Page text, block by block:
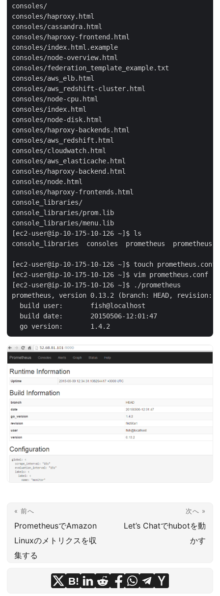
consoles/
consoles/haproxy.html
consoles/cassandra.html
consoles/haproxy-frontend.html
consoles/index.html.example
consoles/node-overview.html
consoles/federation_template_example.txt
consoles/aws_elb.html
consoles/aws_redshift-cluster.html
consoles/node-cpu.html
consoles/index.html
consoles/node-disk.html
consoles/haproxy-backends.html
consoles/aws_redshift.html
consoles/cloudwatch.html
consoles/aws_elasticache.html
consoles/haproxy-backend.html
consoles/node.html
consoles/haproxy-frontends.html
console_libraries/
console_libraries/prom.lib
console_libraries/menu.lib
[ec2-user@ip-10-175-10-126 ~]$ ls
console_libraries  consoles  prometheus
[ec2-user@ip-10-175-10-
[ec2-user@ip-10-175-10-126 ~]$ vim prometheus.conf
[ec2-user@ip-10-175-10-126 ~]$ ./prometheus
prometheus, version 0.13.2 (branch: HEAD, revision:
  build user:       fish@localhost
  build date:       20150506-12:01:47
« 前へ
PrometheusでAmazon
Linuxのメトリクスを収
集する
次へ »
Let’s Chatでhubotを動
かす
B!